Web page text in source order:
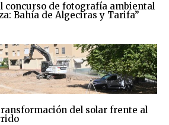
concurso de fotografía ambiental
Bahía de Algeciras y Tarifa”
del solar frente al